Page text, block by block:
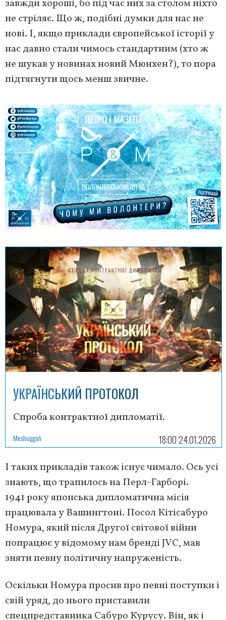
завжди хороші, бо під час них за столом ніхто
не стріляє. Що ж, подібні думки для нас не
нові. І, якщо приклади європейської історії у
нас давно стали чимось стандартним (хто ж
не шукав у новинах новий Мюнхен?), то пора
підтягнути щось менш звичне.
УКРАЇНСЬКИЙ ПРОТОКОЛ
Спроба контрактної дипломатії.
Meshuggah 18:00 24.01.2026
І таких прикладів також існує чимало. Ось усі
знають, що трапилось на Перл-Гарборі.
1941 року японська дипломатична місія
працювала у Вашингтоні. Посол Кітісабуро
Номура, який після Другої світової війни
попрацює у відомому нам бренді JVC, мав
зняти певну політичну напруженість.
Оскільки Номура просив про певні поступки і
свій уряд, до нього приставили
спецпредставника Сабуро Курусу. Він, як і